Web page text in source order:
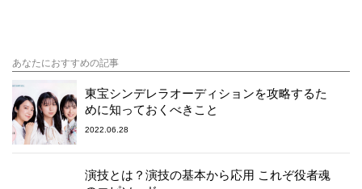
あなたにおすすめの記事
東宝シンデレラオーディションを攻略するた
めに知っておくべきこと
2022.06.28
演技とは？演技の基本から応用 これぞ役者魂